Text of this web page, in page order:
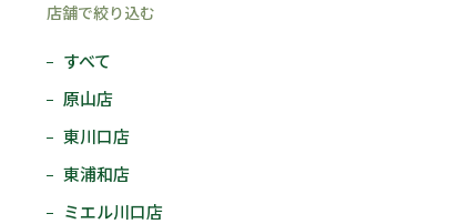
店舗で絞り込む
すべて
原山店
東川口店
東浦和店
ミエル川口店